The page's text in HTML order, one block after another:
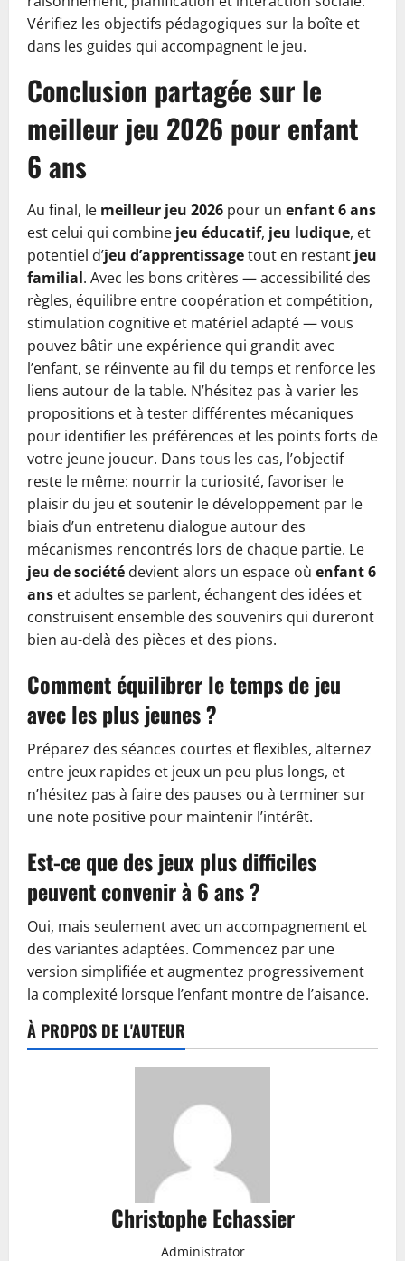
Vérifiez les objectifs pédagogiques sur la boîte et
dans les guides qui accompagnent le jeu.
Conclusion partagée sur le
meilleur jeu 2026 pour enfant
6 ans
Au final, le meilleur jeu 2026 pour un enfant 6 ans
est celui qui combine jeu éducatif, jeu ludique, et
potentiel d’jeu d’apprentissagetout en restant jeu
familial. Avec les bons critères — accessibilité des
règles, équilibre entre coopération et compétition,
stimulation cognitive et matériel adapté — vous
pouvez bâtir une expérience qui grandit avec
l’enfant, se réinvente au fil du temps et renforce les
liens autour de la table. N’hésitez pas à varier les
propositions et à tester différentes mécaniques
pour identifier les préférences et les points forts de
votre jeune joueur. Dans tous les cas, l’objectif
reste le même: nourrir la curiosité, favoriser le
plaisir du jeu et soutenir le développement par le
biais d’un entretenu dialogue autour des
mécanismes rencontrés lors de chaque partie. Le
jeu de société devient alors un espace où enfant 6
ans et adultes se parlent, échangent des idées et
construisent ensemble des souvenirs qui dureront
bien au-delà des pièces et des pions.
Comment équilibrer le temps de jeu
avec les plus jeunes ?
Préparez des séances courtes et flexibles, alternez
entre jeux rapides et jeux un peu plus longs, et
n’hésitez pas à faire des pauses ou à terminer sur
une note positive pour maintenir l’intérêt.
Est-ce que des jeux plus difficiles
peuvent convenir à 6 ans ?
Oui, mais seulement avec un accompagnement et
des variantes adaptées. Commencez par une
version simplifiée et augmentez progressivement
la complexité lorsque l’enfant montre de l’aisance.
À PROPOS DE L'AUTEUR
Christophe Echassier
Administrator